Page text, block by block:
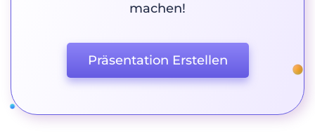
machen!
Präsentation Erstellen